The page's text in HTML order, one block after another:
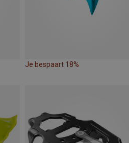
Je bespaart 18%